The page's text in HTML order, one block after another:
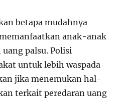
betapa mudahnya
anak-anak
palsu. Polisi
untuk lebih waspada
jika menemukan hal-
terkait peredaran uang